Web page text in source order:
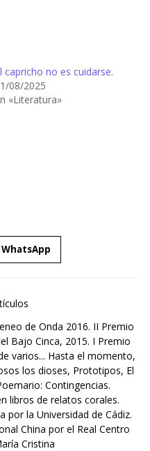
capricho no es cuidarse.
08/2025
«Literatura»
WhatsApp
de Onda 2016. II Premio
Bajo Cinca, 2015. I Premio
varios... Hasta el momento,
los dioses, Prototipos, El
Contingencias.
libros de relatos corales.
por la Universidad de Cádiz.
China por el Real Centro
Cristina